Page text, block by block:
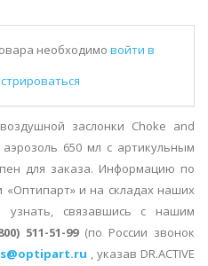
необходимо войти в
заслонки Choke and
650 мл с артикульным
для заказа. Информацию по
и на складах наших
узнать, связавшись с нашим
511-51-99(по России звонок
, указав DR.ACTIVE